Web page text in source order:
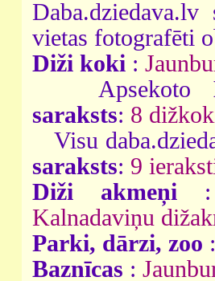
vietas fotografēti
Diži koki :
Apsekoto
saraksts: 8
Visu
saraksts: 9
Diži akmeņi
Kalnadaviņu
Parki, dārzi, zoo
Baznīcas :